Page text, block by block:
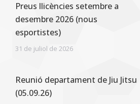
Preus llicències setembre a
desembre 2026 (nous
esportistes)
31 de juliol de 2026
Reunió departament de Jiu Jitsu
(05.09.26)